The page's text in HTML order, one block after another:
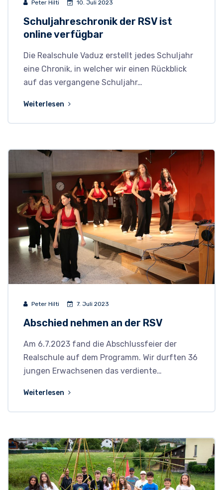
Peter Hilti 10. Juli 2023
Schuljahreschronik der RSV ist
online verfügbar
Die Realschule Vaduz erstellt jedes Schuljahr
eine Chronik, in welcher wir einen Rückblick
auf das vergangene Schuljahr…
Weiterlesen
Peter Hilti 7. Juli 2023
Abschied nehmen an der RSV
Am 6.7.2023 fand die Abschlussfeier der
Realschule auf dem Programm. Wir durften 36
jungen Erwachsenen das verdiente…
Weiterlesen